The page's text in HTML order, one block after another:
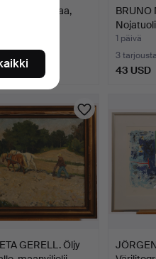
hopeaa,
BRUNO
1 päivä
3 tarjousta
43 USD
GERELL. Öljy